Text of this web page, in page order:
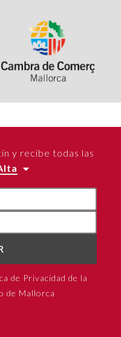
y recibe todas las
de Privacidad de la
de Mallorca